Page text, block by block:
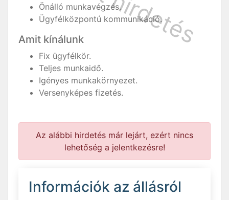
Önálló munkavégzés.
Ügyfélközpontú kommunikáció.
Amit kínálunk
Fix ügyfélkör.
Teljes munkaidő.
Igényes munkakörnyezet.
Versenyképes fizetés.
Az alábbi hirdetés már lejárt, ezért nincs
lehetőség a jelentkezésre!
Információk az állásról